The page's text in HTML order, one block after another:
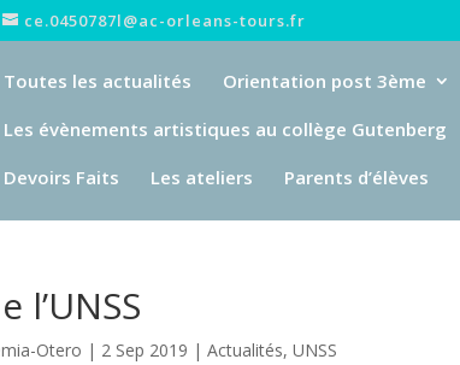
ce.0450787l@ac-orleans-tours.fr
Toutes les actualités Orientation post 3ème
Les évènements artistiques au collège Gutenberg
Devoirs Faits
Les ateliers Parents d’élèves
l’UNSS
Otero | 2 Sep 2019 |Actualités,UNSS